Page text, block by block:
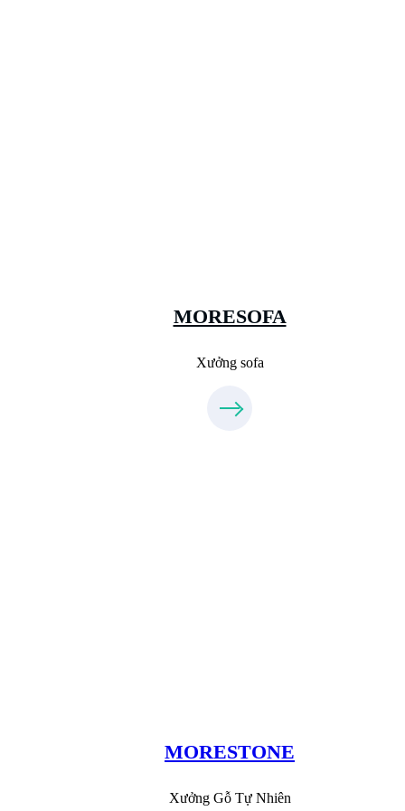
MORESOFA
Xưởng sofa
MORESTONE
Xưởng Gỗ Tự Nhiên